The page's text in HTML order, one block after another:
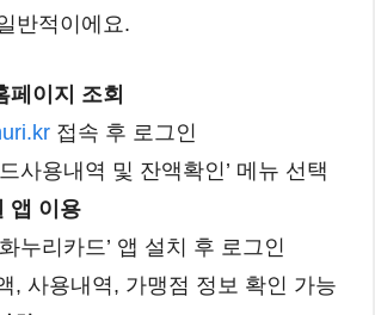
반적이에요.
페이지 조회
접속 후 로그인
드사용내역 및 잔액확인’ 메뉴 선택
앱 이용
화누리카드’ 앱 설치 후 로그인
, 사용내역, 가맹점 정보 확인 가능